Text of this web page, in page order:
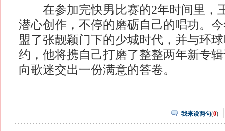
在参加完快男比赛的2年时间里，
潜心创作，不停的磨砺自己的唱功。
盟了张靓颖门下的少城时代，并与环
约，他将携自己打磨了整整两年新专
向歌迷交出一份满意的答卷。
我来说两句(0)